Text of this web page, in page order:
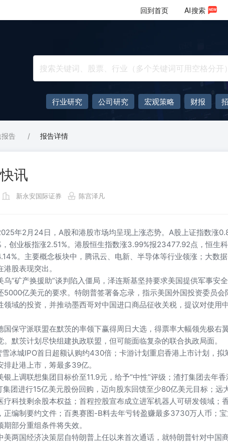
回到首页 AI搜索
行业研究 公司研究 宏观策略 财报
AIGC
告 / 报告详情
讯
新永安国际证券 陈宫泽凡
年2月24日，A股和港股市场均呈现上涨态势。A股上证指数涨
，创业板指涨2.51%。港股恒生指数涨3.99%报23477.92点，恒生
。主要概念板块中，腾讯云、电新、半导体等行业领涨；大数据
股表现突出。
乌“矿产换援助”谈判陷入僵局，泽连斯基坚持要求美国提供军事安
5000亿美元的要求。特朗普签署备忘录，指示美国外国投资委员
领域的投资，并推动墨西哥对中国进口商品征收关税，提议对使用
国保守派联盟在默茨的率领下赢得周日大选，得票率大幅领先极右
。默茨计划尽快组建执政联盟，但可能面临复杂的联合执政局面。
雪冰城IPO首日超额认购约430倍；卡游计划重启香港上市计划，
排赴港上市，筹最多39亿。
银上调联想集团目标价至11.9元，给予“中性”评级；渣打集团去年
集团进行15亿美元股份回购，迈向股东回馈至少80亿美元目标；远
疗科技剩余股本权益；首程控股宣布成立进军机器人可研发领域；
正编制要约文件；百奥赛图-B料去年亏转盈赚最多3730万人币；
部分重组条件将失效。
美两国经济决策层自特朗普上任以来首次通话，就特朗普针对中国